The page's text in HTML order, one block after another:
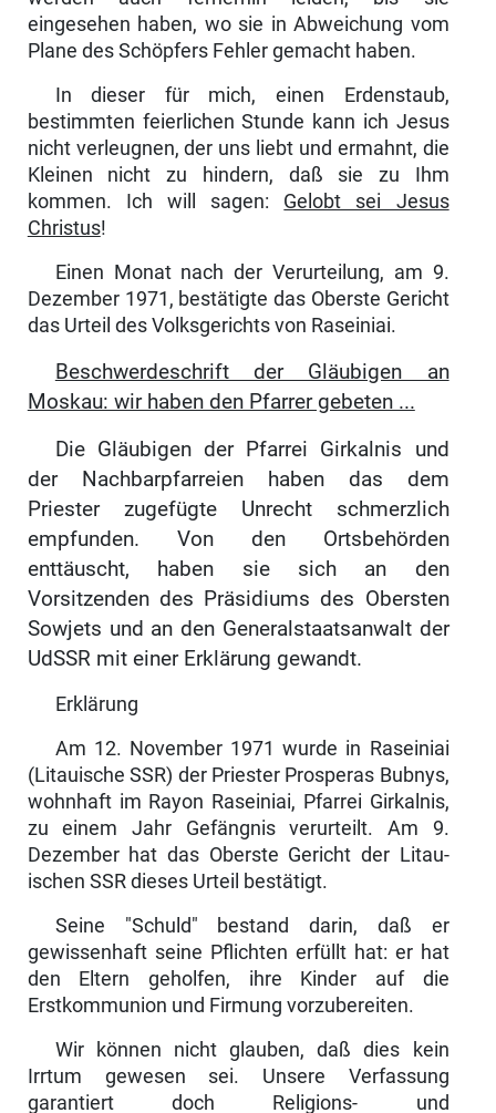
eingesehen haben, wo sie in Abweichung vom
Plane des Schöpfers Fehler gemacht haben.
In dieser für mich, einen Erdenstaub,
bestimmten feier­lichen Stunde kann ich Jesus
nicht verleugnen, der uns liebt und ermahnt, die
Kleinen nicht zu hindern, daß sie zu Ihm
kommen. Ich will sagen: Gelobt sei Jesus
Christus!
Einen Monat nach der Verurteilung, am 9.
Dezember 1971, bestätigte das Oberste Gericht
das Urteil des Volksge­richts von Raseiniai.
Beschwerdeschrift der Gläubigen an
Moskau: wir haben den Pfarrer gebeten ...
Die Gläubigen der Pfarrei Girkalnis und
der Nachbar­pfarreien haben das dem
Priester zugefügte Unrecht schmerzlich
empfunden. Von den Ortsbehörden
enttäuscht, haben sie sich an den
Vorsitzenden des Präsidiums des Obersten
Sowjets und an den Generalstaatsanwalt der
UdSSR mit einer Erklärung gewandt.
Erklärung
Am 12. November 1971 wurde in Raseiniai
(Litauische SSR) der Priester Prosperas Bubnys,
wohnhaft im Rayon Rasei­niai, Pfarrei Girkalnis,
zu einem Jahr Gefängnis verur­teilt. Am 9.
Dezember hat das Oberste Gericht der Litau­
ischen SSR dieses Urteil bestätigt.
Seine "Schuld" bestand darin, daß er
gewissenhaft seine Pflichten erfüllt hat: er hat
den Eltern geholfen, ihre Kinder auf die
Erstkommunion und Firmung vorzubereiten.
Wir können nicht glauben, daß dies kein
Irrtum gewesen sei. Unsere Verfassung
garantiert doch Religions- und